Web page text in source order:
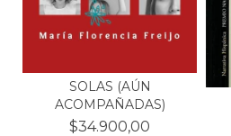
SOLAS (AÚN
ACOMPAÑADAS)
$34.900,00